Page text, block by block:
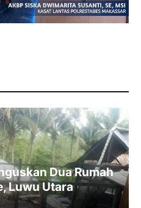
Dua Rumah
Luwu Utara